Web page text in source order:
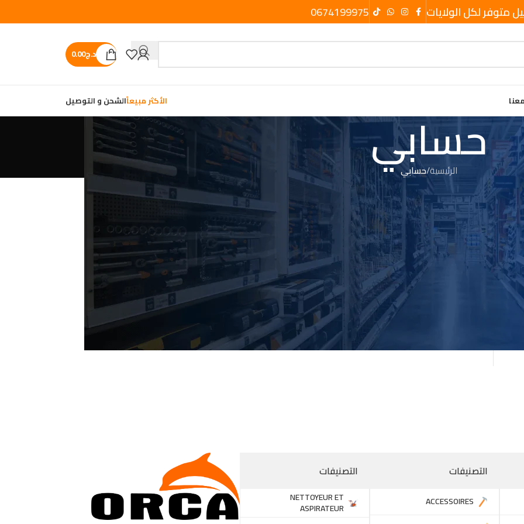
متوفر لكل الولايات 0674199975
د.ج0.00
الأكثر مبيعاًالشحن و التوصيل
حسابي
الرئيسية/حسابي
Login
Registering for this site allows you to access your order status and history. Just fill in
the fields below, and we'll get a new account set up for you in no time. We will only
ask you for information necessary to make the purchase process faster and easier.
تسجيل الدخول
التصنيفات
ACCESSOIRES
التصنيفات
NETTOYEUR ET
ASPIRATEUR